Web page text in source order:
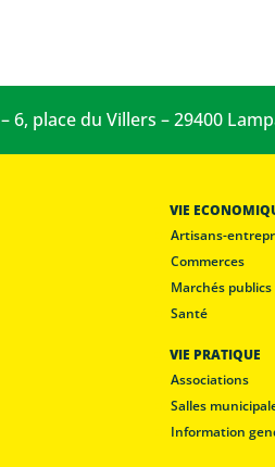
– 6, place du Villers – 29400
VIE
Artisans-
Commerces
Marchés publics
Santé
VIE PRATIQUE
Associations
Salles
Information